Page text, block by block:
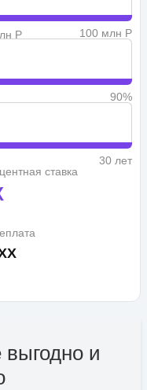
Р
100 млн Р
90%
30 лет
ставка
и